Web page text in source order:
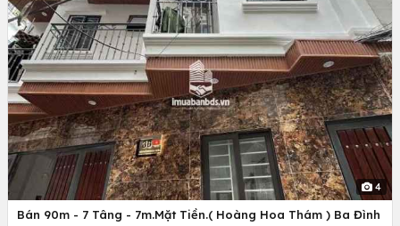
4
Bán 90m - 7 Tâng - 7m.Mặt Tiền.( Hoàng Hoa Thám ) Ba Đình